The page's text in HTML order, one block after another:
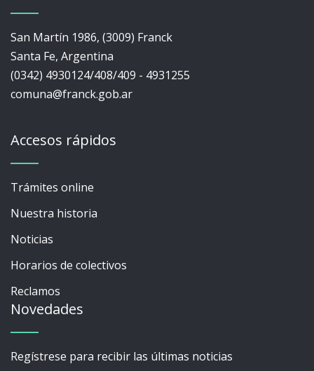
San Martín 1986, (3009) Franck
Santa Fe, Argentina
(0342) 4930124/408/409 - 4931255
comuna@franck.gob.ar
Accesos rápidos
Trámites online
Nuestra historia
Noticias
Horarios de colectivos
Reclamos
Novedades
Regístrese para recibir las últimas noticias